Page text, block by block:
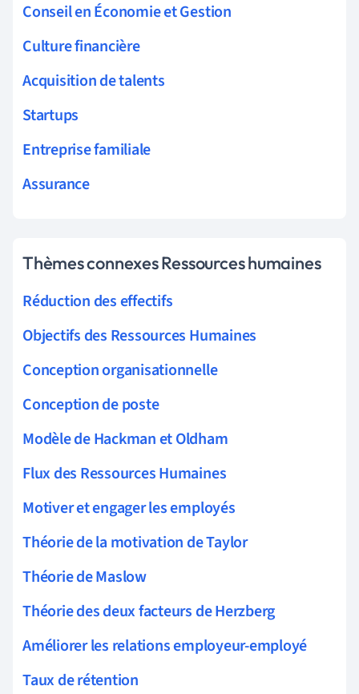
Conseil en Économie et Gestion
Culture financière
Acquisition de talents
Startups
Entreprise familiale
Assurance
Thèmes connexes Ressources humaines
Réduction des effectifs
Objectifs des Ressources Humaines
Conception organisationnelle
Conception de poste
Modèle de Hackman et Oldham
Flux des Ressources Humaines
Motiver et engager les employés
Théorie de la motivation de Taylor
Théorie de Maslow
Théorie des deux facteurs de Herzberg
Améliorer les relations employeur-employé
Taux de rétention